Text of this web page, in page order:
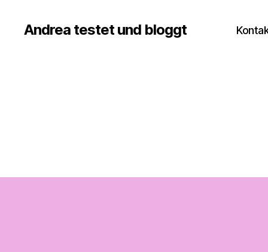
Andrea testet und bloggt